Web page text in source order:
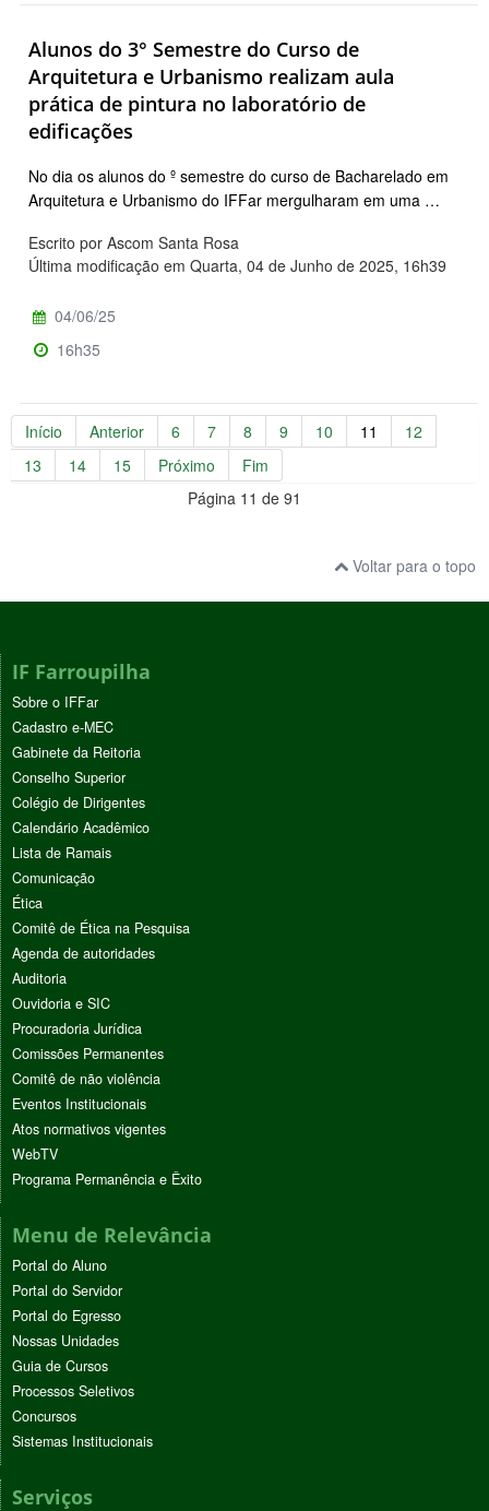
Alunos do 3° Semestre do Curso de
Arquitetura e Urbanismo realizam aula
prática de pintura no laboratório de
edificações
No dia os alunos do º semestre do curso de Bacharelado em
Arquitetura e Urbanismo do IFFar mergulharam em uma …
Escrito por Ascom Santa Rosa
Última modificação em Quarta, 04 de Junho de 2025, 16h39
04/06/25
16h35
Início Anterior 6 7 8 9 10 11
12
13
14 15 Próximo
Fim
Página 11 de 91
Voltar para o topo
IF Farroupilha
Sobre o IFFar
Cadastro e-MEC
Gabinete da Reitoria
Conselho Superior
Colégio de Dirigentes
Calendário Acadêmico
Lista de Ramais
Comunicação
Ética
Comitê de Ética na Pesquisa
Agenda de autoridades
Auditoria
Ouvidoria e SIC
Procuradoria Jurídica
Comissões Permanentes
Comitê de não violência
Eventos Institucionais
Atos normativos vigentes
WebTV
Programa Permanência e Êxito
Menu de Relevância
Portal do Aluno
Portal do Servidor
Portal do Egresso
Nossas Unidades
Guia de Cursos
Processos Seletivos
Concursos
Sistemas Institucionais
Serviços